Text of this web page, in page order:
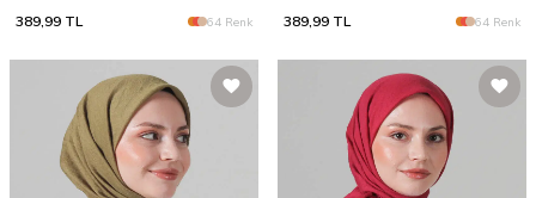
389,99 TL 64 Renk 389,99 TL 64 Renk